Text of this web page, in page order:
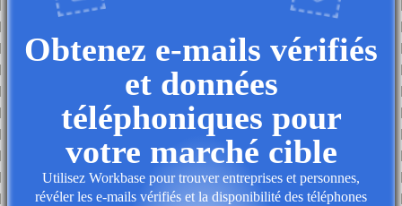
Obtenez e-mails vérifiés
et données
téléphoniques pour
votre marché cible
Utilisez Workbase pour trouver entreprises et personnes,
révéler les e-mails vérifiés et la disponibilité des téléphones